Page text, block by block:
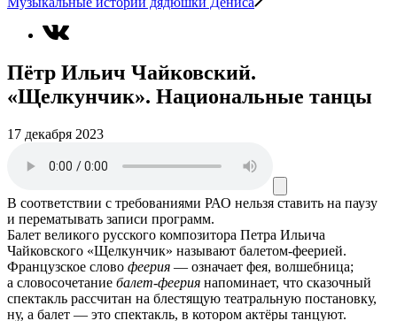
Пётр Ильич Чайковский.
«Щелкунчик». Национальные танцы
17 декабря 2023
В соответствии с требованиями РАО нельзя ставить на паузу
и перематывать записи программ.
Балет великого русского композитора Петра Ильича
Чайковского «Щелкунчик» называют балетом-феерией.
Французское слово феерия — означает фея, волшебница;
а словосочетание балет-феерия напоминает, что сказочный
спектакль рассчитан на блестящую театральную постановку,
ну, а балет — это спектакль, в котором актёры танцуют.